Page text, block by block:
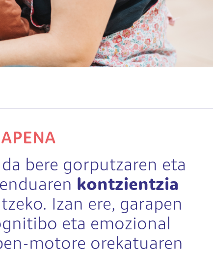
bere gorputzaren eta
kontzientzia
Izan ere, garapen
eta emozional
motore orekatuaren